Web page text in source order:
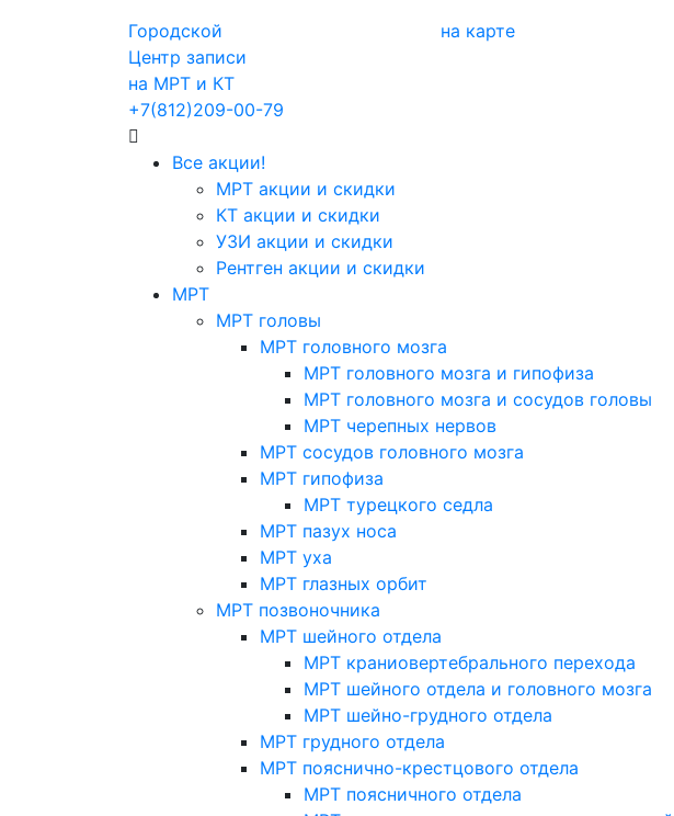
Городской
Центр записи
на МРТ и КТ
+7(812)209-00-79
на карте
Все акции!
МРТ акции и скидки
КТ акции и скидки
УЗИ акции и скидки
Рентген акции и скидки
МРТ
МРТ головы
МРТ головного мозга
МРТ головного мозга и гипофиза
МРТ головного мозга и сосудов головы
МРТ черепных нервов
МРТ сосудов головного мозга
МРТ гипофиза
МРТ турецкого седла
МРТ пазух носа
МРТ уха
МРТ глазных орбит
МРТ позвоночника
МРТ шейного отдела
МРТ краниовертебрального перехода
МРТ шейного отдела и головного мозга
МРТ шейно-грудного отдела
МРТ грудного отдела
МРТ пояснично-крестцового отдела
МРТ поясничного отдела